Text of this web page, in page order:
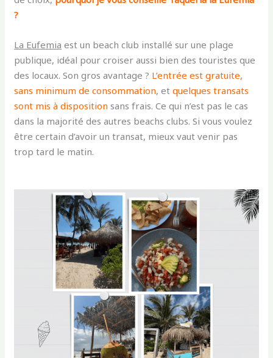
?
La Eufemia est un beach club installé sur une plage
publique, idéal pour croiser aussi bien des touristes que
des locaux. Son gros avantage ? L’entrée est gratuite,
sans minimum de consommation, etquelques transats
sont mis à disposition sans frais. Ce qui n’est pas le cas
dans la majorité des autres beachs clubs. Si vous voulez
être certain d’avoir un transat, mieux vaut venir pas
trop tard le matin.